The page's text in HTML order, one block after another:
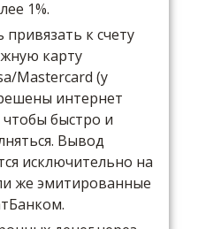
1%.
к счету
карту
Mastercard (у
интернет
быстро и
Вывод
исключительно на
же эмитированные